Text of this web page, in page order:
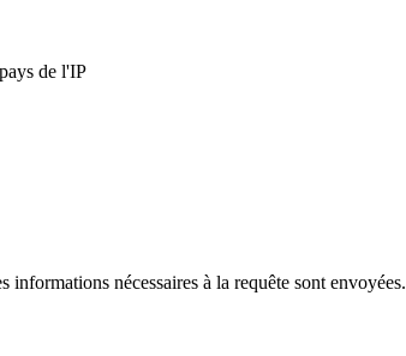
de l'IP
nécessaires à la requête sont envoyées.